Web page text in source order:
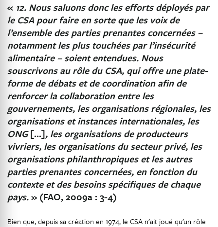
« 12. Nous saluons donc les efforts déployés par
le CSA pour faire en sorte que les voix de
l’ensemble des parties prenantes concernées –
notamment les plus touchées par l’insécurité
alimentaire – soient entendues. Nous
souscrivons au rôle du CSA, qui offre une plate-
forme de débats et de coordination afin de
renforcer la collaboration entre les
gouvernements, les organisations régionales, les
organisations et instances internationales, les
ONG[…], les organisations de producteurs
vivriers, les organisations du secteur privé, les
organisations philanthropiques et les autres
parties prenantes concernées, en fonction du
contexte et des besoins spécifiques de chaque
pays.» (FAO, 2009a : 3-4)
Bien que, depuis sa création en 1974, le CSA n’ait joué qu’un rôle